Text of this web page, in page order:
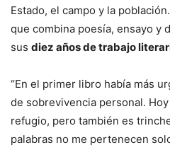
Estado, el campo y la
que combina poesía, ensayo y
sus diez años de trabajo
“En el primer libro había más
de sobrevivencia personal.
refugio, pero también es
palabras no me pertenecen